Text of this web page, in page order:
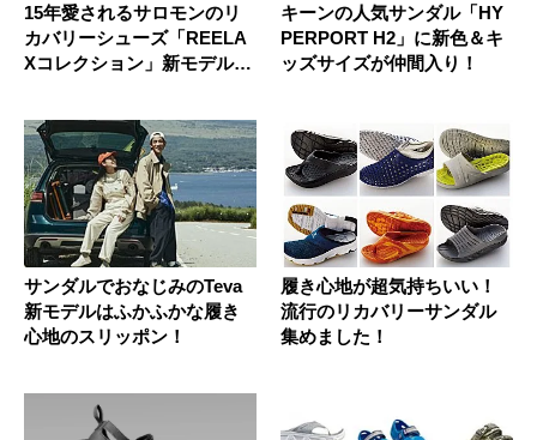
15年愛されるサロモンのリ
カバリーシューズ「REELA
Xコレクション」新モデル
キーンの人気サンダル「HY
PERPORT H2」に新色＆キ
ッズサイズが仲間入り！
サンダルでおなじみのTeva
新モデルはふかふかな履き
心地のスリッポン！
履き心地が超気持ちいい！
流行のリカバリーサンダル
集めました！